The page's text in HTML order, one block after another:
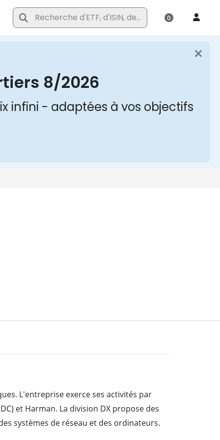
L'entreprise exerce ses activités par
et Harman. La division DX propose des
systèmes de réseau et des ordinateurs.
La division SDC fournit des